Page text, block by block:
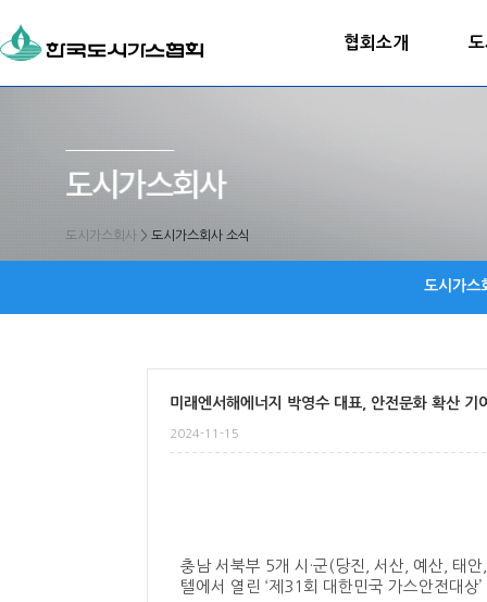
협회소개
도시가스회사 > 도시가스회사 소식
도시가스
미래엔서해에너지 박영수 대표, 안전문화 확산 기
2024-11-15
충남 서북부 5개 시·군(당진, 서산, 예산, 태
텔에서 열린 ‘제31회 대한민국 가스안전대